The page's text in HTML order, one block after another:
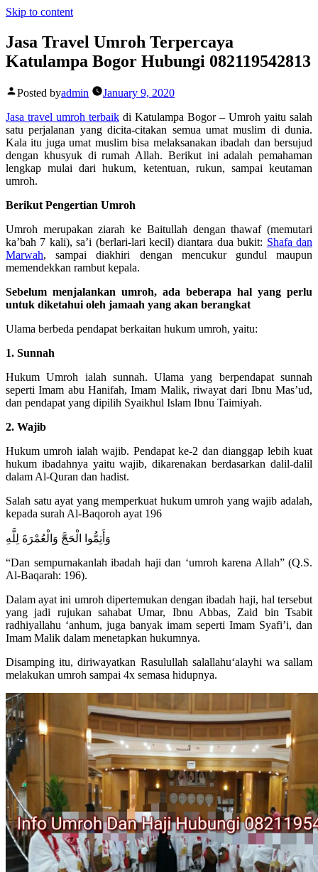
Skip to content
Jasa Travel Umroh Terpercaya
Katulampa Bogor Hubungi 082119542813
Posted byadmin
January 9, 2020
Jasa travel umroh terbaik di Katulampa Bogor – Umroh yaitu salah
satu perjalanan yang dicita-citakan semua umat muslim di dunia.
Kala itu juga umat muslim bisa melaksanakan ibadah dan bersujud
dengan khusyuk di rumah Allah. Berikut ini adalah pemahaman
lengkap mulai dari hukum, ketentuan, rukun, sampai keutaman
umroh.
Berikut Pengertian Umroh
Umroh merupakan ziarah ke Baitullah dengan thawaf (memutari
ka’bah 7 kali), sa’i (berlari-lari kecil) diantara dua bukit: Shafa dan
Marwah, sampai diakhiri dengan mencukur gundul maupun
memendekkan rambut kepala.
Sebelum menjalankan umroh, ada beberapa hal yang perlu
untuk diketahui oleh jamaah yang akan berangkat
Ulama berbeda pendapat berkaitan hukum umroh, yaitu:
1. Sunnah
Hukum Umroh ialah sunnah. Ulama yang berpendapat sunnah
seperti Imam abu Hanifah, Imam Malik, riwayat dari Ibnu Mas’ud,
dan pendapat yang dipilih Syaikhul Islam Ibnu Taimiyah.
2. Wajib
Hukum umroh ialah wajib. Pendapat ke-2 dan dianggap lebih kuat
hukum ibadahnya yaitu wajib, dikarenakan berdasarkan dalil-dalil
dalam Al-Quran dan hadist.
Salah satu ayat yang memperkuat hukum umroh yang wajib adalah,
kepada surah Al-Baqoroh ayat 196
وَأَتِمُّوا الْحَجَّ وَالْعُمْرَةَ لِلَّهِ
“Dan sempurnakanlah ibadah haji dan ‘umroh karena Allah” (Q.S.
Al-Baqarah: 196).
Dalam ayat ini umroh dipertemukan dengan ibadah haji, hal tersebut
yang jadi rujukan sahabat Umar, Ibnu Abbas, Zaid bin Tsabit
radhiyallahu ‘anhum, juga banyak imam seperti Imam Syafi’i, dan
Imam Malik dalam menetapkan hukumnya.
Disamping itu, diriwayatkan Rasulullah salallahu‘alayhi wa sallam
melakukan umroh sampai 4x semasa hidupnya.